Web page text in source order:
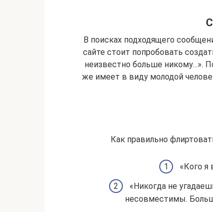
В поисках подходящего
сайте стоит попробовать
неизвестно больше никому…».
же имеет в виду молодой
Как правильно
«Кого я
«Никогда не
несовместимы.